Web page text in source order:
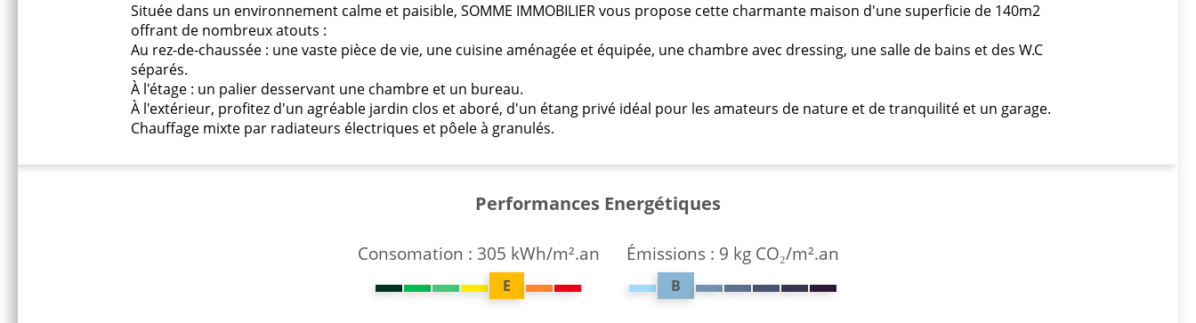
Située dans un environnement calme et paisible, SOMME IMMOBILIER vous propose cette charmante maison d'une superficie de 140m2
offrant de nombreux atouts :
Au rez-de-chaussée : une vaste pièce de vie, une cuisine aménagée et équipée, une chambre avec dressing, une salle de bains et des W.C
séparés.
À l'étage : un palier desservant une chambre et un bureau.
À l'extérieur, profitez d'un agréable jardin clos et aboré, d'un étang privé idéal pour les amateurs de nature et de tranquilité et un garage.
Chauffage mixte par radiateurs électriques et pôele à granulés.
Performances Energétiques
Consomation : 305 kWh/m².an
E
Émissions : 9 kg CO₂/m².an
B